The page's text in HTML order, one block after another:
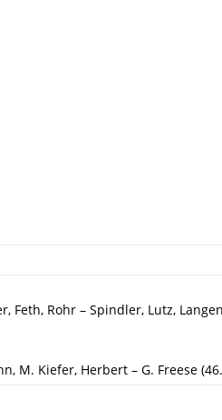
Feth, Rohr – Spindler, Lutz,
M. Kiefer, Herbert – G. Freese